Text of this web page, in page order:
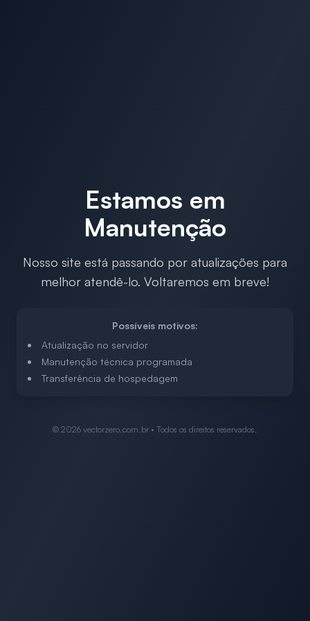
Estamos em
Manutenção
Nosso site está passando por atualizações para
melhor atendê-lo. Voltaremos em breve!
Possíveis motivos:
Atualização no servidor
Manutenção técnica programada
Transferência de hospedagem
© 2026 vectorzero.com.br • Todos os direitos reservados.